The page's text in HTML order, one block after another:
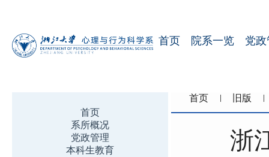
首页 院系一览 党
首页
系所概况
党政管理
本科生教育
首页 旧版
浙